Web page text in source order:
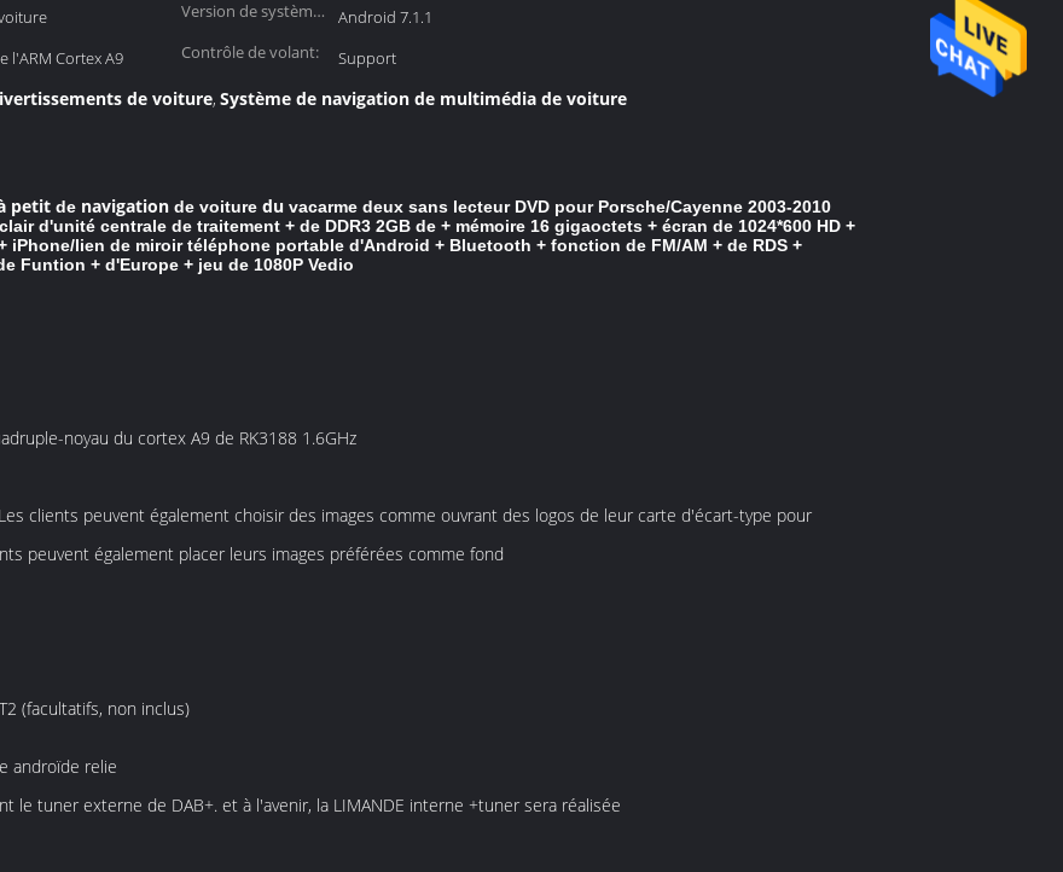
Version de système
Android 7.1.1
l'ARM Cortex A9 Contrôle de volant:
Support
de voiture, Système de navigation de multimédia de voiture
petit de navigation de voiture du vacarme deux sans lecteur DVD pour Porsche/Cayenne 2003-2010
d'unité centrale de traitement + de DDR3 2GB de + mémoire 16 gigaoctets + écran de 1024*600 HD +
iPhone/lien de miroir téléphone portable d'Android + Bluetooth + fonction de FM/AM + de RDS +
Funtion + d'Europe + jeu de 1080P Vedio
noyau du cortex A9 de RK3188 1.6GHz
clients peuvent également choisir des images comme ouvrant des logos de leur carte d'écart-type pour
peuvent également placer leurs images préférées comme fond
(facultatifs, non inclus)
androïde relie
le tuner externe de DAB+. et à l'avenir, la LIMANDE interne +tuner sera réalisée